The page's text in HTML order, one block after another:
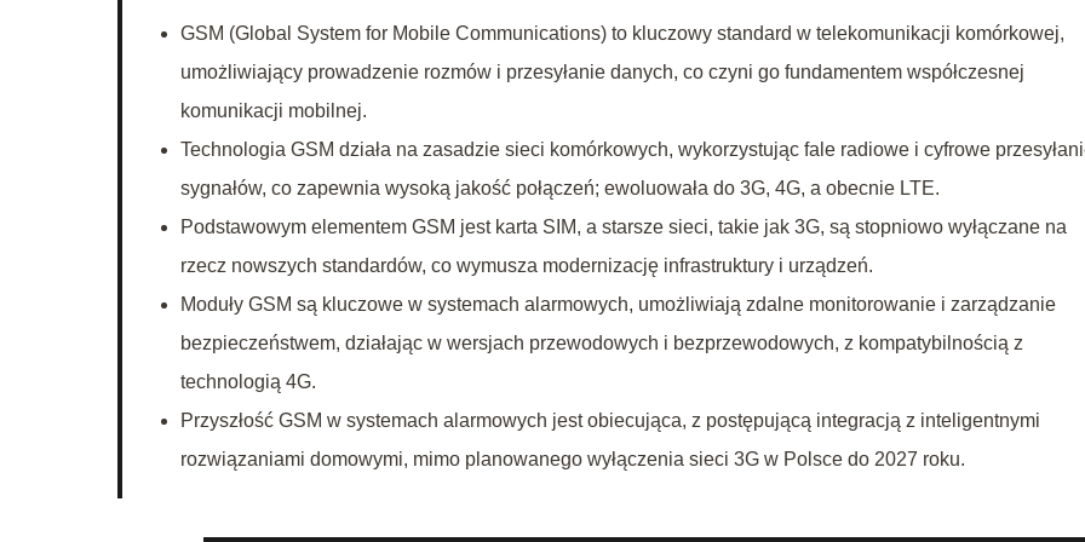
GSM (Global System for Mobile Communications) to kluczowy standard w telekomunikacji komórkowej,
umożliwiający prowadzenie rozmów i przesyłanie danych, co czyni go fundamentem współczesnej
komunikacji mobilnej.
Technologia GSM działa na zasadzie sieci komórkowych, wykorzystując fale radiowe i cyfrowe
sygnałów, co zapewnia wysoką jakość połączeń; ewoluowała do 3G, 4G, a obecnie LTE.
Podstawowym elementem GSM jest karta SIM, a starsze sieci, takie jak 3G, są stopniowo wyłączane na
rzecz nowszych standardów, co wymusza modernizację infrastruktury i urządzeń.
Moduły GSM są kluczowe w systemach alarmowych, umożliwiają zdalne monitorowanie i zarządzanie
bezpieczeństwem, działając w wersjach przewodowych i bezprzewodowych, z kompatybilnością z
technologią 4G.
Przyszłość GSM w systemach alarmowych jest obiecująca, z postępującą integracją z inteligentnymi
rozwiązaniami domowymi, mimo planowanego wyłączenia sieci 3G w Polsce do 2027 roku.